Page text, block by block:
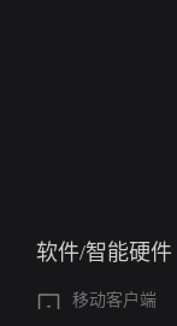
软件/智能硬件
移动客户端